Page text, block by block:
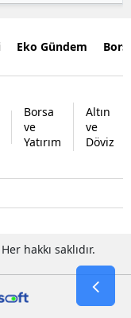
Eko Gündem
Borsa
ve
Yatırım
Altın
ve
Döviz
hakkı saklıdır.